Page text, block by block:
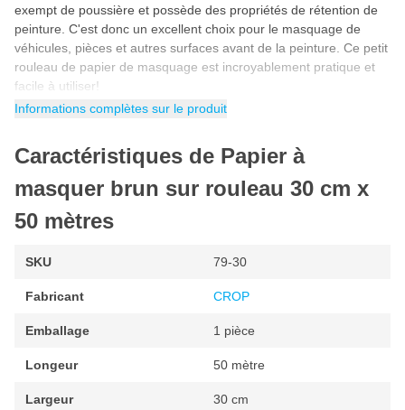
exempt de poussière et possède des propriétés de rétention de
peinture. C'est donc un excellent choix pour le masquage de
véhicules, pièces et autres surfaces avant de la peinture. Ce petit
rouleau de papier de masquage est incroyablement pratique et
facile à utiliser!
Propriétés de rétention de peinture
50 grammes avec des propriétés adhésives à la peinture. La
propriété d’adhérence de la peinture garantit que le papier de
masquage capte la peinture, mais ne la laisse pas pénétrer à
l'autre côté. Les peintures à base d'eau ou de solvant sont
absorbées et conservées sur la surface du papier. Comme ça, la
Longueur: 50 mètres
Biodégradable
Informations complètes sur le produit
Caractéristiques de Papier à
masquer brun sur rouleau 30 cm x
50 mètres
SKU 79-30
Fabricant CROP
Emballage 1 pièce
Longeur 50 mètre
Largeur 30 cm